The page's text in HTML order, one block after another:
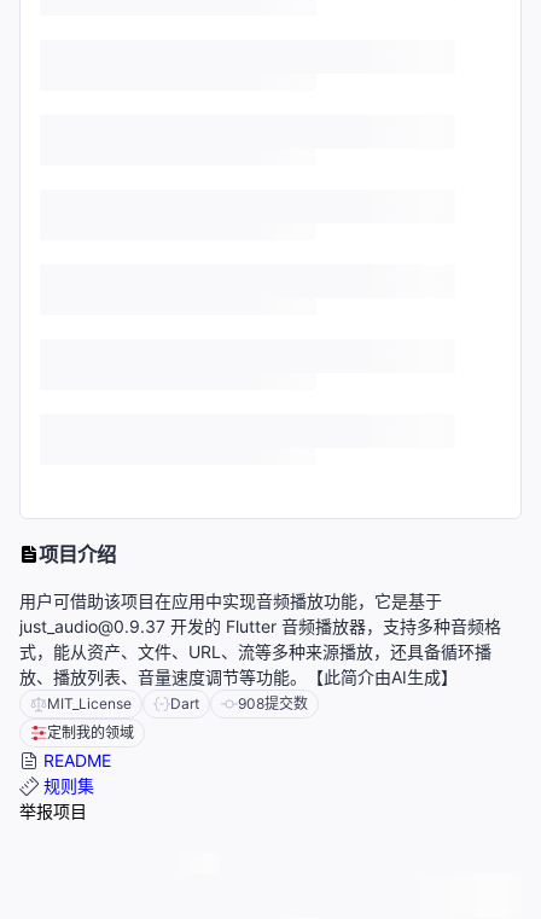
项目介绍
用户可借助该项目在应用中实现音频播放功能，它是基于
just_audio@0.9.37 开发的 Flutter 音频播放器，支持多种音频格
式，能从资产、文件、URL、流等多种来源播放，还具备循环播
放、播放列表、音量速度调节等功能。【此简介由AI生成】
MIT_License Dart 908提交数
定制我的领域
README
规则集
举报项目